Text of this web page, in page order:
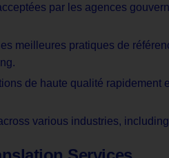
par les agences
meilleures pratiques de
de haute qualité rapidement
various industries,